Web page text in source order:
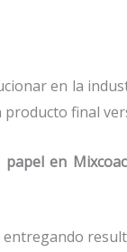
en la
final
papelen Mixcoac